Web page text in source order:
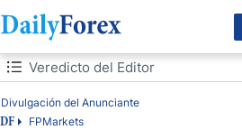
Tabla de contenidos
DF FPMarkets
Divulgación del Anunciante
Veredicto del Editor